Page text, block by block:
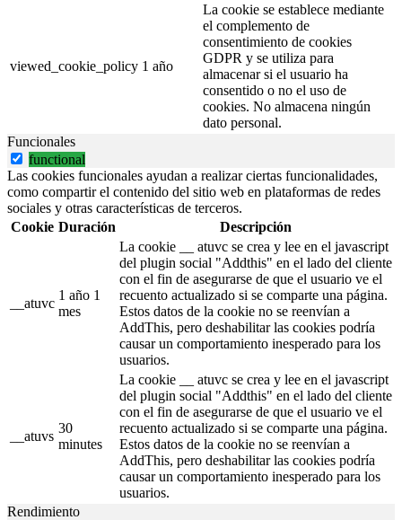
viewed_cookie_policy 1 año
La cookie se establece mediante
el complemento de
consentimiento de cookies
GDPR y se utiliza para
almacenar si el usuario ha
consentido o no el uso de
cookies. No almacena ningún
dato personal.
Funcionales
functional
Las cookies funcionales ayudan a realizar ciertas funcionalidades,
como compartir el contenido del sitio web en plataformas de redes
sociales y otras características de terceros.
Cookie Duración Descripción
__atuvc
1 año 1
mes
La cookie __ atuvc se crea y lee en el javascript
del plugin social "Addthis" en el lado del cliente
con el fin de asegurarse de que el usuario ve el
recuento actualizado si se comparte una página.
Estos datos de la cookie no se reenvían a
AddThis, pero deshabilitar las cookies podría
causar un comportamiento inesperado para los
usuarios.
__atuvs
30
minutes
La cookie __ atuvc se crea y lee en el javascript
del plugin social "Addthis" en el lado del cliente
con el fin de asegurarse de que el usuario ve el
recuento actualizado si se comparte una página.
Estos datos de la cookie no se reenvían a
AddThis, pero deshabilitar las cookies podría
causar un comportamiento inesperado para los
usuarios.
Rendimiento